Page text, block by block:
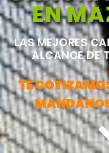
EN
LAS MEJORES
ALCANCE DE
TE